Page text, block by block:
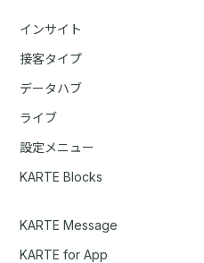
インサイト
接客タイプ
データハブ
ライブ
設定メニュー
KARTE Blocks
KARTE Message
KARTE for App